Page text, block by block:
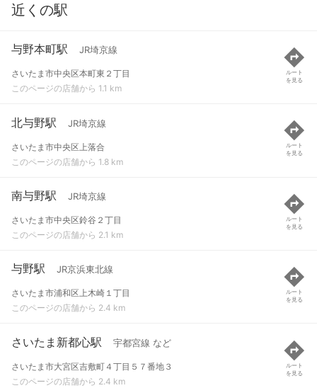
近くの駅
与野本町駅 JR埼京線
さいたま市中央区本町東２丁目
このページの店舗から 1.1 km
ルート
を見る
北与野駅 JR埼京線
さいたま市中央区上落合
このページの店舗から 1.8 km
ルート
を見る
南与野駅 JR埼京線
さいたま市中央区鈴谷２丁目
このページの店舗から 2.1 km
ルート
を見る
与野駅 JR京浜東北線
さいたま市浦和区上木崎１丁目
このページの店舗から 2.4 km
ルート
を見る
さいたま新都心駅 宇都宮線 など
さいたま市大宮区吉敷町４丁目５７番地３
このページの店舗から 2.4 km
ルート
を見る